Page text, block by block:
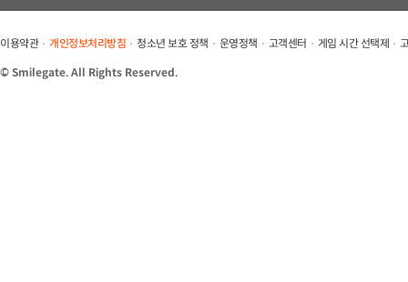
STOVE Client LauncherService and Watchdog Program
이용약관 개인정보처리방침 청소년 보호 정책 운영정책 고객센터 게임 시간 선택제
© Smilegate. All Rights Reserved.